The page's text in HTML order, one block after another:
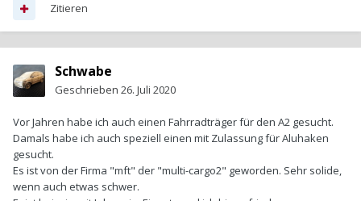
Zitieren
Schwabe
Geschrieben 26. Juli 2020
Vor Jahren habe ich auch einen Fahrradträger für den A2 gesucht.
Damals habe ich auch speziell einen mit Zulassung für Aluhaken
gesucht.
Es ist von der Firma "mft" der "multi-cargo2" geworden. Sehr solide,
wenn auch etwas schwer.